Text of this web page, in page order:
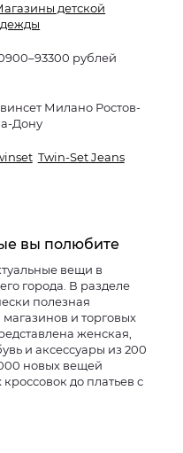
детской
рублей
Милано Ростов-
Дону
Twin-Set Jeans
вы полюбите
вещи в
города. В разделе
полезная
и торговых
женская,
и аксессуары из 200
новых вещей
до платьев с